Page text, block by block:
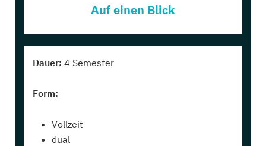
Auf einen Blick
Dauer: 4 Semester
Form:
Vollzeit
dual